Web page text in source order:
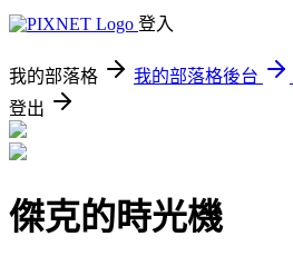
登入
我的部落格 我的部落格後台
登出
傑克的時光機